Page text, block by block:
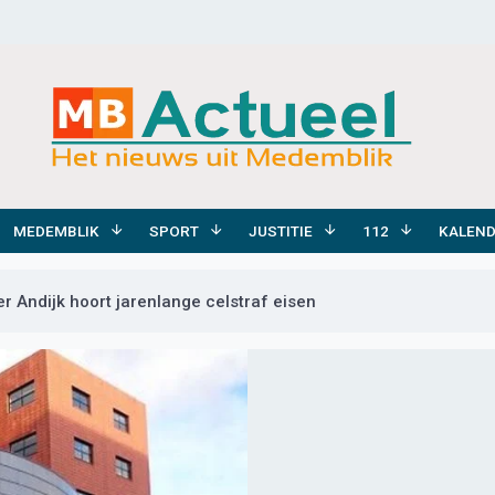
MEDEMBLIK SPORT JUSTITIE 112
Andijk hoort jarenlange celstraf eisen